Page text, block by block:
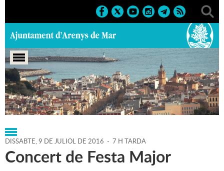
Portada > Regidories > Cultura > Agenda > 09-07-2016
DISSABTE,9 DE JULIOL DE 2016 - 7 H TARDA
Concert de Festa Major